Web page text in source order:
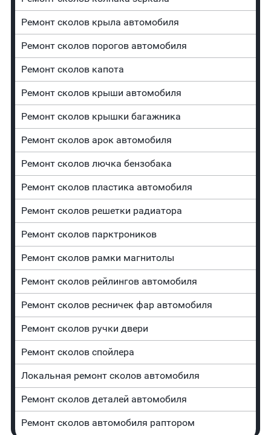
Ремонт сколов крыла автомобиля
Ремонт сколов порогов автомобиля
Ремонт сколов капота
Ремонт сколов крыши автомобиля
Ремонт сколов крышки багажника
Ремонт сколов арок автомобиля
Ремонт сколов лючка бензобака
Ремонт сколов пластика автомобиля
Ремонт сколов решетки радиатора
Ремонт сколов парктроников
Ремонт сколов рамки магнитолы
Ремонт сколов рейлингов автомобиля
Ремонт сколов ресничек фар автомобиля
Ремонт сколов ручки двери
Ремонт сколов спойлера
Локальная ремонт сколов автомобиля
Ремонт сколов деталей автомобиля
Ремонт сколов автомобиля раптором